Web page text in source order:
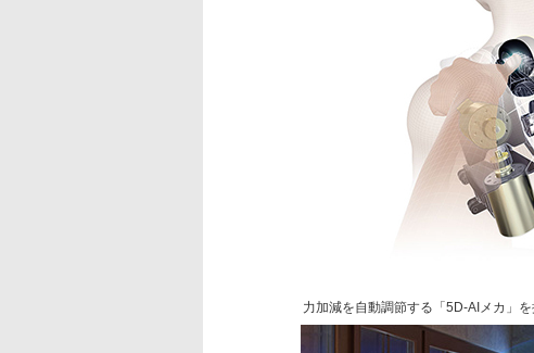
力加減を自動調節する「5D-AIメカ」